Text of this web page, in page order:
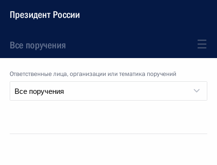
Президент России
Все поручения
Ответственные лица, организации или тематика поручений